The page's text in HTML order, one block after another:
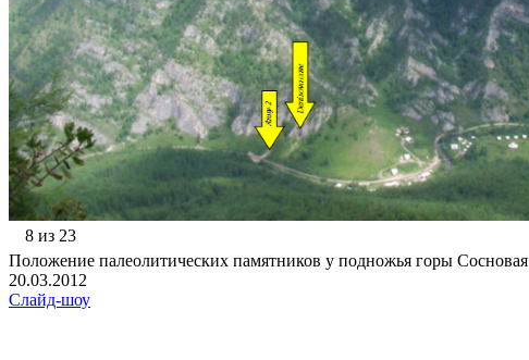
8 из 23
Положение палеолитических памятников у подножья горы Сосновая
20.03.2012
Слайд-шоу